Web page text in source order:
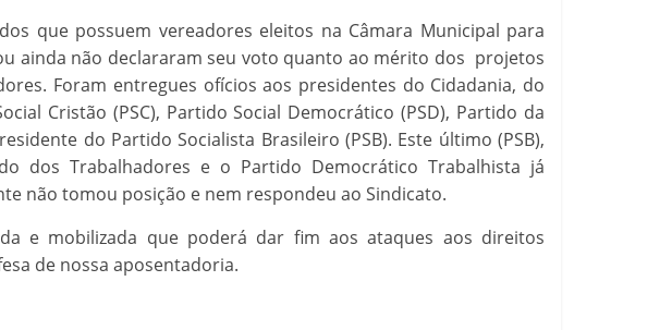
que possuem vereadores eleitos na Câmara Municipal para
ainda não declararam seu voto quanto ao mérito dos projetos
Foram entregues ofícios aos presidentes do Cidadania, do
Cristão (PSC), Partido Social Democrático (PSD), Partido da
do Partido Socialista Brasileiro (PSB). Este último (PSB),
dos Trabalhadores e o Partido Democrático Trabalhista já
não tomou posição e nem respondeu ao Sindicato.
e mobilizada que poderá dar fim aos ataques aos direitos
de nossa aposentadoria.